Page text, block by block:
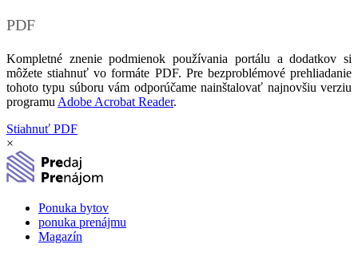
PDF
Kompletné znenie podmienok používania portálu a dodatkov si
môžete stiahnuť vo formáte PDF. Pre bezproblémové prehliadanie
tohoto typu súboru vám odporúčame nainštalovať najnovšiu verziu
programu Adobe Acrobat Reader.
Stiahnuť PDF
×
Ponuka bytov
ponuka prenájmu
Magazín